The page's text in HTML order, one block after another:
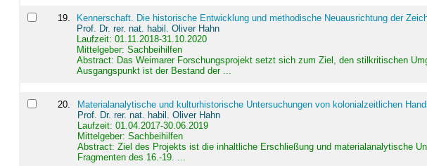
19.
Kennerschaft. Die historische Entwicklung und methodische Neuausrichtung der
Prof. Dr. rer. nat. habil. Oliver Hahn
Laufzeit: 01.11.2018-31.10.2020
Mittelgeber: Sachbeihilfen
Abstract: Das Weimarer Forschungsprojekt setzt sich zum Ziel, den stilkritischen
Ausgangspunkt ist der Bestand der ...
20
Materialanalytische und kulturhistorische Untersuchungen von kolonialzeitlichen
Prof. Dr. rer. nat. habil. Oliver Hahn
Laufzeit: 01.04.2017-30.06.2019
Mittelgeber: Sachbeihilfen
Abstract: Ziel des Projekts ist die inhaltliche Erschließung und materialanalytische
Fragmenten des 16.-19. ...